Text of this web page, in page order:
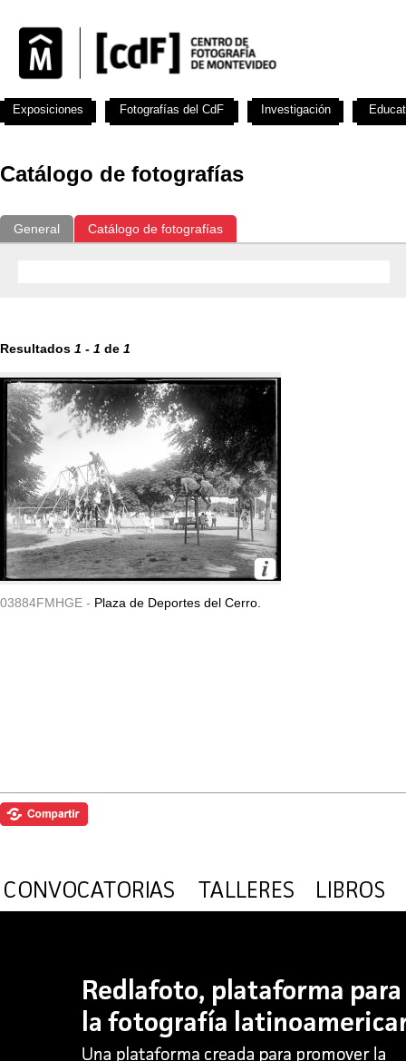
Catálogo de fotografías
General Catálogo de fotografías
Resultados 1 - 1 de 1
03884FMHGE - Plaza de Deportes del Cerro.
Exposiciones Fotografías del CdF Investigación